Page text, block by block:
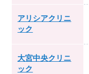
アリシアクリニ
ック
大宮中央クリニ
ック